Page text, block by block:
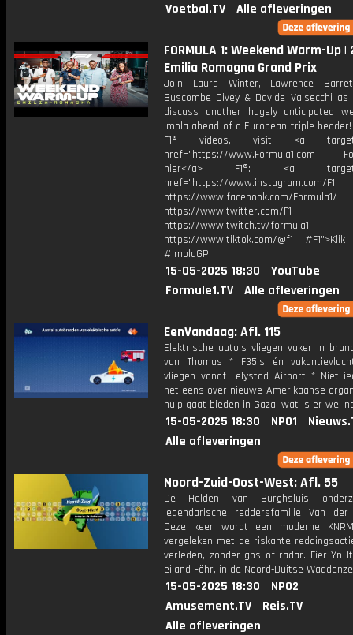
Voetbal.TV
Alle afleveringen
FORMULA 1: Weekend Warm-Up |
Emilia Romagna Grand Prix
Join Laura Winter, Lawrence
Buscombe Divey & Davide Valsecchi
discuss another hugely anticipated
Imola ahead of a European triple
F1® videos, visit <a
href="https://www.Formula1.com
hier</a> F1®: <a
href="https://www.instagram.com/F1
https://www.facebook.com/Formula1/
https://www.twitter.com/F1
https://www.twitch.tv/formula1
https://www.tiktok.com/@f1
#ImolaGP
15-05-2025 18:30
YouTube
Formule1.TV
Alle afleveringen
EenVandaag: Afl. 115
Elektrische auto's vliegen vaker in
van Thomas * F35's én
vliegen vanaf Lelystad Airport * Niet
het eens over nieuwe Amerikaanse
hulp gaat bieden in Gaza: wat is er wel
15-05-2025 18:30 NPO1
Alle afleveringen
Noord-Zuid-Oost-West: Afl. 55
De Helden van Burghsluis
legendarische reddersfamilie Van der
Deze keer wordt een moderne
vergeleken met de riskante
verleden, zonder gps of radar. Fier Yn
eiland Föhr, in de Noord-Duitse
15-05-2025 18:30
NPO2
Amusement.TV
Reis.TV
Alle afleveringen